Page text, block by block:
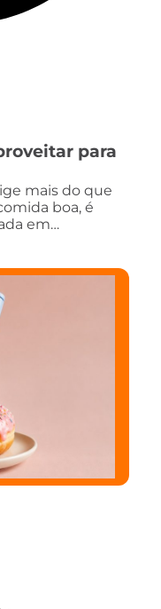
para
mais do que
boa, é
em…